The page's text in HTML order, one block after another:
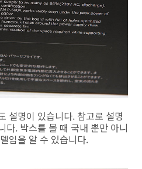
설명이 있습니다. 참고로 설명
다. 박스를 볼 때 국내 뿐만 아니
임을 알 수 있습니다.